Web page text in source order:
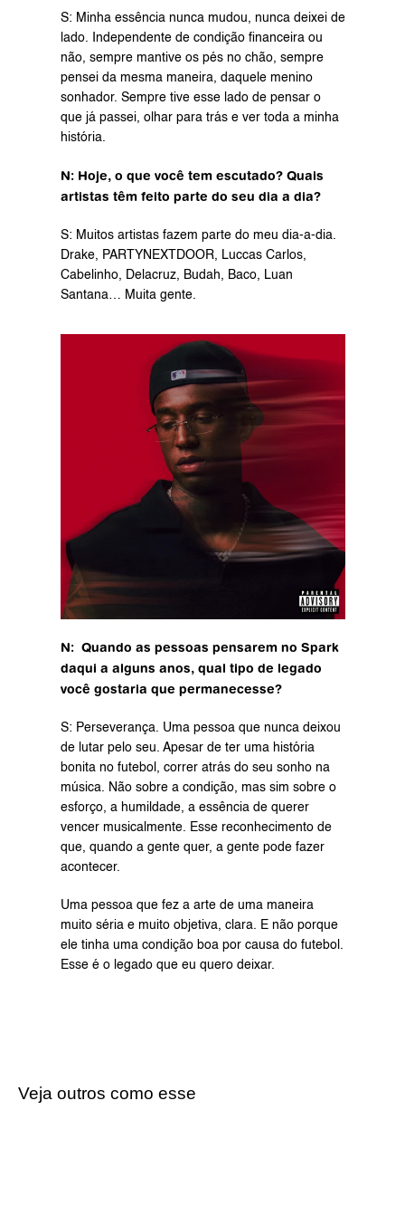
S: Minha essência nunca mudou, nunca deixei de
lado. Independente de condição financeira ou
não, sempre mantive os pés no chão, sempre
pensei da mesma maneira, daquele menino
sonhador. Sempre tive esse lado de pensar o
que já passei, olhar para trás e ver toda a minha
história.
N: Hoje, o que você tem escutado? Quais
artistas têm feito parte do seu dia a dia?
S: Muitos artistas fazem parte do meu dia-a-dia.
Drake, PARTYNEXTDOOR, Luccas Carlos,
Cabelinho, Delacruz, Budah, Baco, Luan
Santana… Muita gente.
N:  Quando as pessoas pensarem no Spark
daqui a alguns anos, qual tipo de legado
você gostaria que permanecesse?
S: Perseverança. Uma pessoa que nunca deixou
de lutar pelo seu. Apesar de ter uma história
bonita no futebol, correr atrás do seu sonho na
música. Não sobre a condição, mas sim sobre o
esforço, a humildade, a essência de querer
vencer musicalmente. Esse reconhecimento de
que, quando a gente quer, a gente pode fazer
acontecer.
Uma pessoa que fez a arte de uma maneira
muito séria e muito objetiva, clara. E não porque
ele tinha uma condição boa por causa do futebol.
Esse é o legado que eu quero deixar.
Veja outros como esse